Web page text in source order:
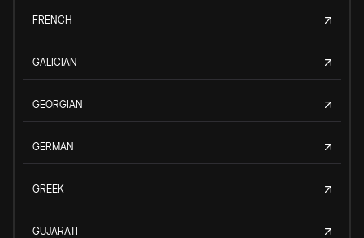
FRENCH
GALICIAN
GEORGIAN
GERMAN
GREEK
GUJARATI